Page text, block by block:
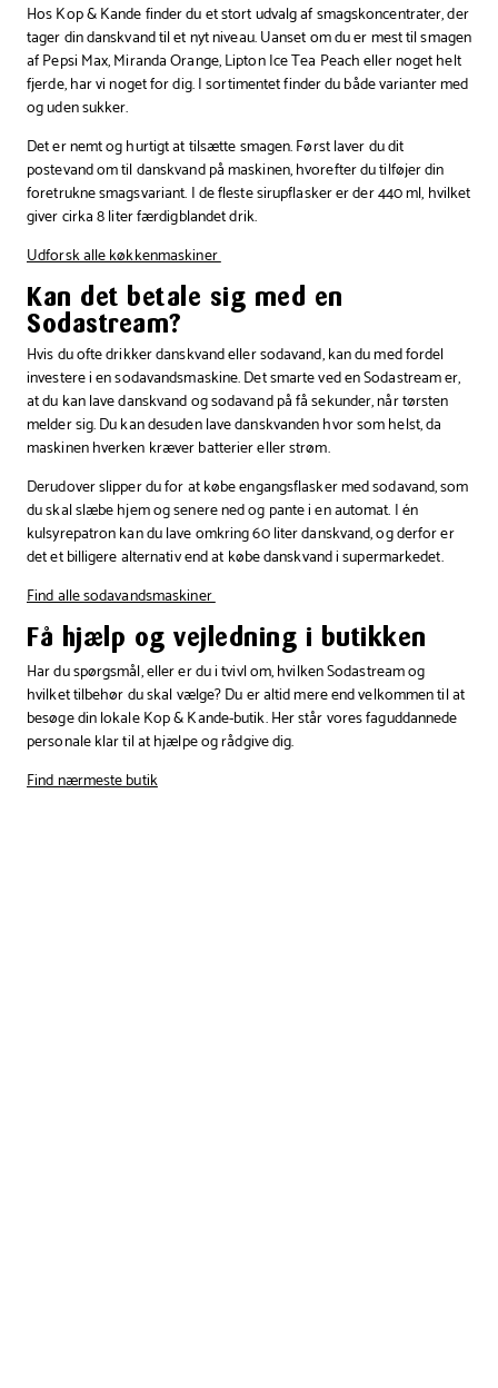
Hos Kop & Kande finder du et stort udvalg af smagskoncentrater, der
tager din danskvand til et nyt niveau. Uanset om du er mest til smagen
af Pepsi Max, Miranda Orange, Lipton Ice Tea Peach eller noget helt
fjerde, har vi noget for dig. I sortimentet finder du både varianter med
og uden sukker.
Det er nemt og hurtigt at tilsætte smagen. Først laver du dit
postevand om til danskvand på maskinen, hvorefter du tilføjer din
foretrukne smagsvariant. I de fleste sirupflasker er der 440 ml, hvilket
giver cirka 8 liter færdigblandet drik.
Udforsk alle køkkenmaskiner
Kan det betale sig med en
Sodastream?
Hvis du ofte drikker danskvand eller sodavand, kan du med fordel
investere i en sodavandsmaskine. Det smarte ved en Sodastream er,
at du kan lave danskvand og sodavand på få sekunder, når tørsten
melder sig. Du kan desuden lave danskvanden hvor som helst, da
maskinen hverken kræver batterier eller strøm.
Derudover slipper du for at købe engangsflasker med sodavand, som
du skal slæbe hjem og senere ned og pante i en automat. I én
kulsyrepatron kan du lave omkring 60 liter danskvand, og derfor er
det et billigere alternativ end at købe danskvand i supermarkedet.
Find alle sodavandsmaskiner
Få hjælp og vejledning i butikken
Har du spørgsmål, eller er du i tvivl om, hvilken Sodastream og
hvilket tilbehør du skal vælge? Du er altid mere end velkommen til at
besøge din lokale Kop & Kande-butik. Her står vores faguddannede
personale klar til at hjælpe og rådgive dig.
Find nærmeste butik